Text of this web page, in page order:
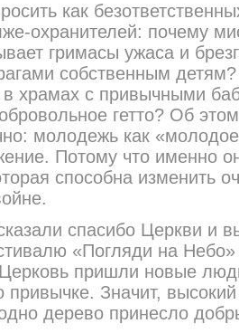
как
охранителей: почему
гримасы ужаса и
собственным
в храмах с привычными
гетто? Об
молодежь как
Потому что именно
способна изменить
спасибо Церкви и
«Погляди на Небо»
пришли новые
привычке. Значит,
дерево принесло